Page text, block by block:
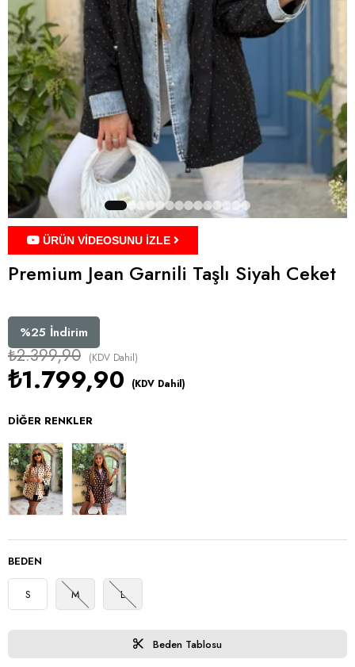
ÜRÜN VİDEOSUNU İZLE
Premium Jean Garnili Taşlı Siyah Ceket
%25 İndirim
₺2.399,90 (KDV Dahil)
₺1.799,90 (KDV Dahil)
DIĞER RENKLER
BEDEN
S M L
Beden Tablosu